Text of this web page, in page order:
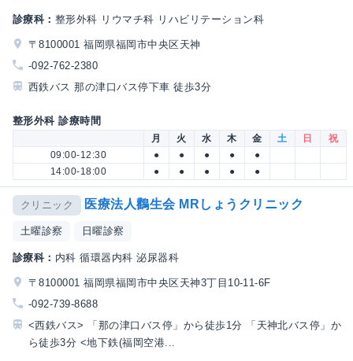
診療科： 整形外科 リウマチ科 リハビリテーション科
〒8100001 福岡県福岡市中央区天神
-092-762-2380
西鉄バス 那の津口バス停下車 徒歩3分
整形外科 診療時間
月 火 水 木 金 土 日
祝
09:00-12:30
● ● ● ●
●
14:00-18:00
● ● ● ● ●
クリニック 医療法人鸛生会 MRしょうクリニック
土曜診察 日曜診察
診療科： 内科 循環器内科 泌尿器科
〒8100001 福岡県福岡市中央区天神3丁目10-11-6F
-092-739-8688
<西鉄バス> 「那の津口バス停」から徒歩1分 「天神北バス停」か
ら徒歩3分 <地下鉄(福岡空港...